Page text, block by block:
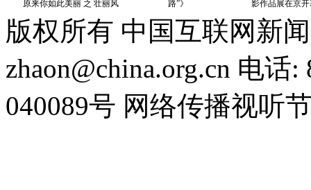
版权所有 中国互联网新
zhaon@china.org.cn 电话
040089号 网络传播视听